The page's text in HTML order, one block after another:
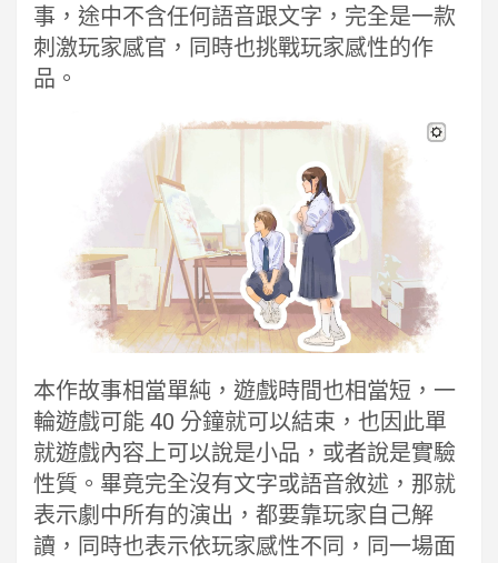
事，途中不含任何語音跟文字，完全是一款
刺激玩家感官，同時也挑戰玩家感性的作
品。
本作故事相當單純，遊戲時間也相當短，一
輪遊戲可能 40 分鐘就可以結束，也因此單
就遊戲內容上可以說是小品，或者說是實驗
性質。畢竟完全沒有文字或語音敘述，那就
表示劇中所有的演出，都要靠玩家自己解
讀，同時也表示依玩家感性不同，同一場面